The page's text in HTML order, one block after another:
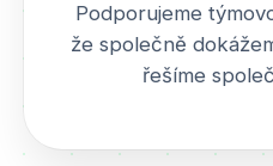
Podporujeme
že společně
řešíme